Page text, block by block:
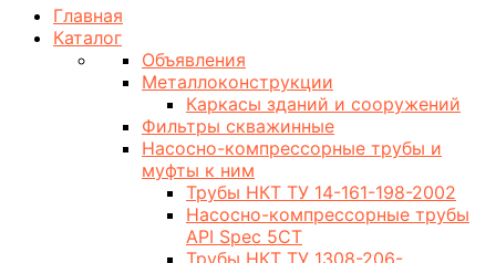
Главная
Каталог
Объявления
Металлоконструкции
Каркасы зданий и сооружений
Фильтры скважинные
Насосно-компрессорные трубы и
муфты к ним
Трубы НКТ ТУ 14-161-198-2002
Насосно-компрессорные трубы
API Spec 5CT